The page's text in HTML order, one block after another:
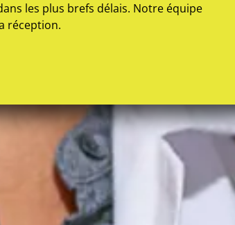
les plus brefs délais. Notre équipe
réception.